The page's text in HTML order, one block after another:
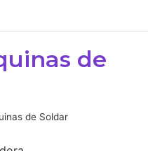
de
de Soldar